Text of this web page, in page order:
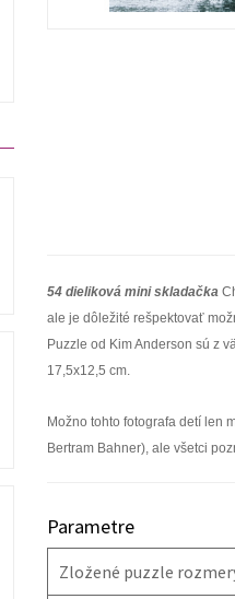
54 dieliková mini skladačka
ale je dôležité rešpektovať
Puzzle od Kim Anderson sú z
17,5x12,5 cm.
Možno tohto fotografa detí len
Bertram Bahner), ale všetci
Parametre
Zložené puzzle